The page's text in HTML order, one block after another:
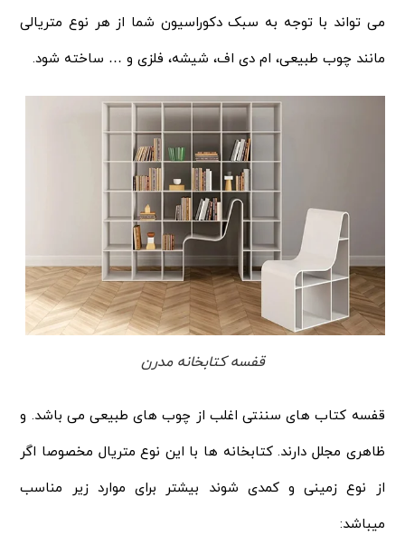
می تواند با توجه به سبک دکوراسیون شما از هر نوع متریالی
مانند چوب طبیعی، ام دی اف، شیشه، فلزی و … ساخته شود.
قفسه کتابخانه مدرن
قفسه کتاب های سننتی اغلب از چوب های طبیعی می باشد. و
ظاهری مجلل دارند. کتابخانه ها با این نوع متریال مخصوصا اگر
از نوع زمینی و کمدی شوند بیشتر برای موارد زیر مناسب
میباشد: